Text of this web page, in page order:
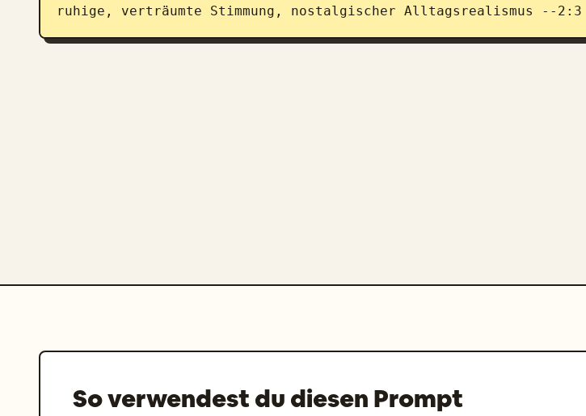
ruhige, verträumte Stimmung, nostalgischer Alltagsrealismus --2:3
So verwendest du diesen Prompt